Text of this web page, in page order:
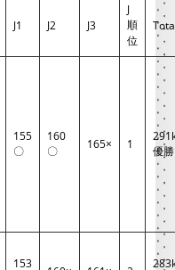
J1 J2 J3
J
順
位
155
〇
160
〇
165× 1
優勝
153